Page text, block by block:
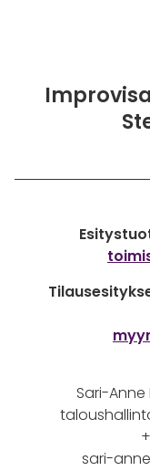
Sari-
sari-